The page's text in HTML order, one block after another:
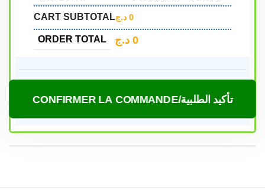
CART SUBTOTAL 0 د.ج
ORDER TOTAL 0 د.ج
CONFIRMER LA COMMANDE/تأكيد الطلبية